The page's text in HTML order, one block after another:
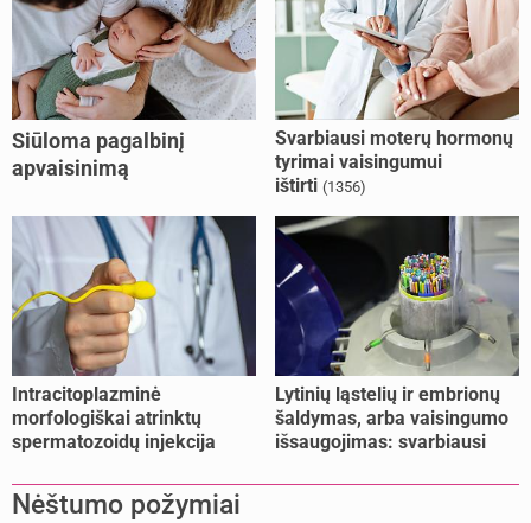
Siūloma pagalbinį
apvaisinimą
nesusituokusiems, ir
vienišoms moterims
(10)
Svarbiausi moterų hormonų
tyrimai vaisingumui
ištirti (1356)
Intracitoplazminė
morfologiškai atrinktų
spermatozoidų injekcija
Lytinių ląstelių ir embrionų
šaldymas, arba vaisingumo
išsaugojimas: svarbiausi
Nėštumo požymiai